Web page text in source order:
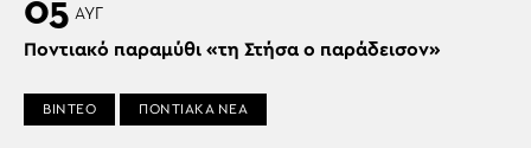
05 ΑΥΓ
Ποντιακό παραμύθι «τη Στήσα ο παράδεισον»
ΒΙΝΤΕΟ ΠΟΝΤΙΑΚΑ ΝΕΑ